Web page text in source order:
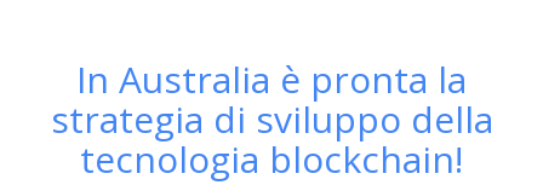
In Australia è pronta la
strategia di sviluppo della
tecnologia blockchain!